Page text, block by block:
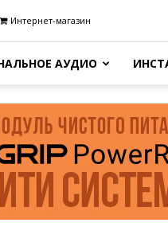
Интернет-магазин
АУДИО